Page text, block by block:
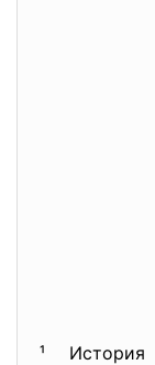
¹ История